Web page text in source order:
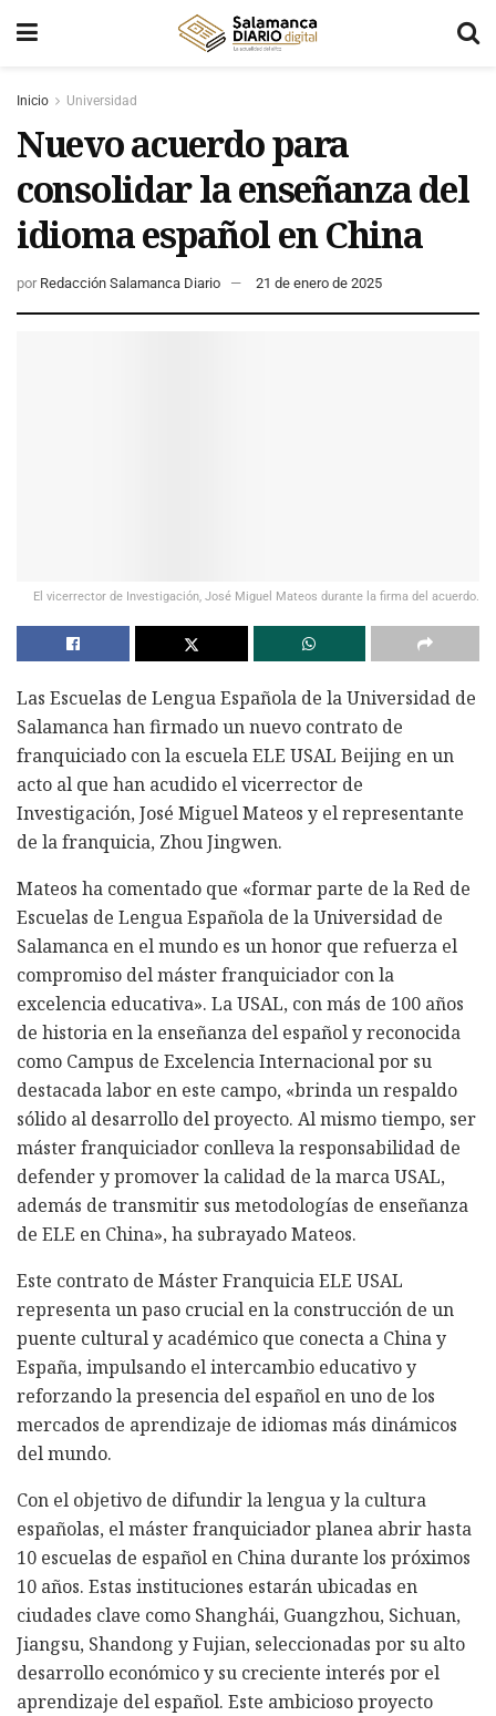
Inicio Universidad
Nuevo acuerdo para
consolidar la enseñanza del
idioma español en China
por Redacción Salamanca Diario 21 de enero de 2025
El vicerrector de Investigación, José Miguel Mateos durante la firma del acuerdo.
Las Escuelas de Lengua Española de la Universidad de
Salamanca han firmado un nuevo contrato de
franquiciado con la escuela ELE USAL Beijing en un
acto al que han acudido el vicerrector de
Investigación, José Miguel Mateos y el representante
de la franquicia, Zhou Jingwen.
Mateos ha comentado que «formar parte de la Red de
Escuelas de Lengua Española de la Universidad de
Salamanca en el mundo es un honor que refuerza el
compromiso del máster franquiciador con la
excelencia educativa». La USAL, con más de 100 años
de historia en la enseñanza del español y reconocida
como Campus de Excelencia Internacional por su
destacada labor en este campo, «brinda un respaldo
sólido al desarrollo del proyecto. Al mismo tiempo, ser
máster franquiciador conlleva la responsabilidad de
defender y promover la calidad de la marca USAL,
además de transmitir sus metodologías de enseñanza
de ELE en China», ha subrayado Mateos.
Este contrato de Máster Franquicia ELE USAL
representa un paso crucial en la construcción de un
puente cultural y académico que conecta a China y
España, impulsando el intercambio educativo y
reforzando la presencia del español en uno de los
mercados de aprendizaje de idiomas más dinámicos
del mundo.
Con el objetivo de difundir la lengua y la cultura
españolas, el máster franquiciador planea abrir hasta
10 escuelas de español en China durante los próximos
10 años. Estas instituciones estarán ubicadas en
ciudades clave como Shanghái, Guangzhou, Sichuan,
Jiangsu, Shandong y Fujian, seleccionadas por su alto
desarrollo económico y su creciente interés por el
aprendizaje del español. Este ambicioso proyecto